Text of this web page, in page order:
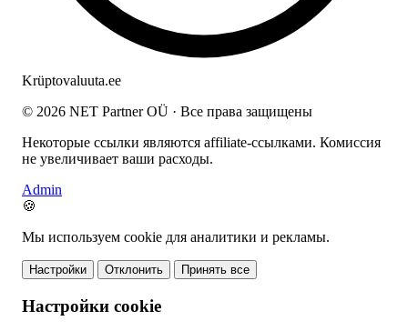
Krüptovaluuta.ee
© 2026 NET Partner OÜ · Все права защищены
Некоторые ссылки являются affiliate-ссылками. Комиссия
не увеличивает ваши расходы.
Admin
🍪
Мы используем cookie для аналитики и рекламы.
Настройки Отклонить Принять все
Настройки cookie